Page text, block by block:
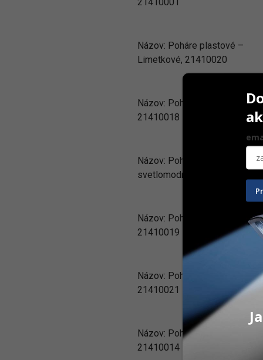
21410001
Názov: Poháre plastové –
Limetkové, 21410020
Názov: Poháre plastové –
21410018
Názov: Poháre plastové –
svetlomodré, 21410012
Názov: Poháre plastové –
21410019
Názov: Poháre plastové –
21410021
Názov: Poháre plastové – Žlté,
21410014